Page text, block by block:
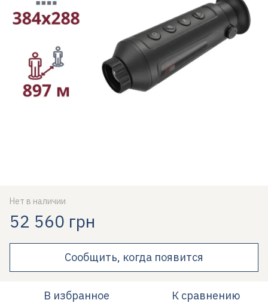
Нет в наличии
52 560 грн
Сообщить, когда появится
В избранное К сравнению